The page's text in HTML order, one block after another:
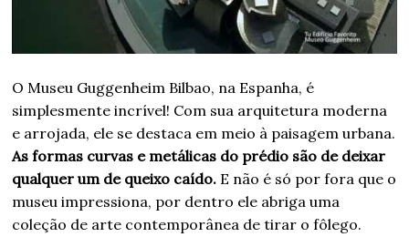
O Museu Guggenheim Bilbao, na Espanha, é
simplesmente incrível! Com sua arquitetura moderna
e arrojada, ele se destaca em meio à paisagem urbana.
As formas curvas e metálicas do prédio são de deixar
qualquer um de queixo caído. E não é só por fora que o
museu impressiona, por dentro ele abriga uma
coleção de arte contemporânea de tirar o fôlego.